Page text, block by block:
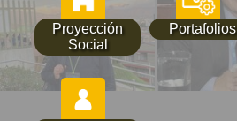
Proyección
Social
Portafolios